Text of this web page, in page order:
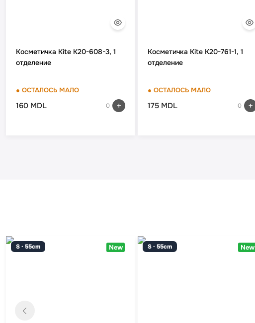
Косметичка Kite K20-608-3, 1
отделение
● ОСТАЛОСЬ МАЛО
160 MDL 0
Косметичка Kite K20-761-1, 1
отделение
● ОСТАЛОСЬ МАЛО
175 MDL 0
S · 55cm New S · 55cm New